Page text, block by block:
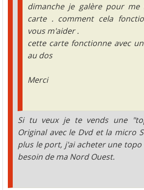
dimanche je galère pour
carte . comment cela
vous m'aider .
cette carte fonctionne avec
au dos
Merci
Si tu veux je te vends une
Original avec le Dvd et la micro
plus le port, j'ai acheter une
besoin de ma Nord Ouest.